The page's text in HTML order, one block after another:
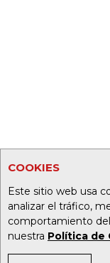
COOKIES
Este sitio web usa
analizar el tráfico,
comportamiento del
nuestra Política de